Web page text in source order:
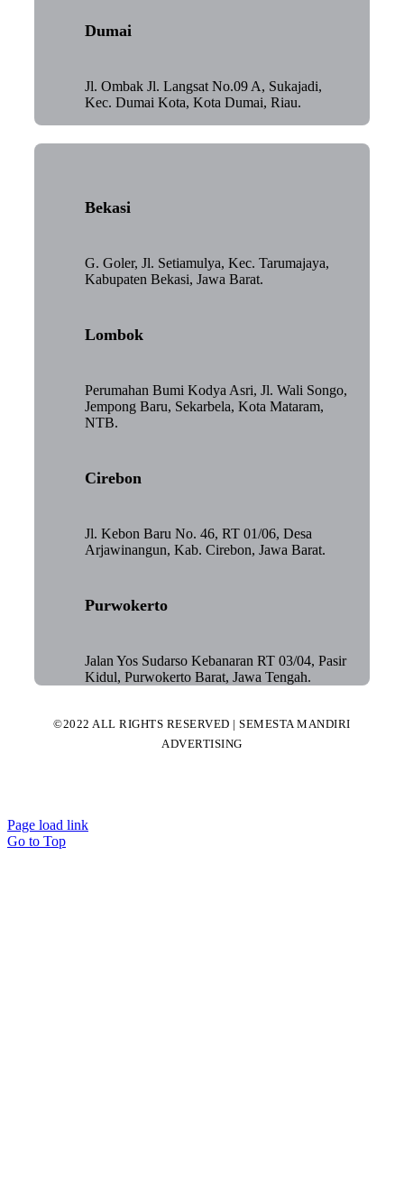
Dumai
Jl. Ombak Jl. Langsat No.09 A, Sukajadi,
Kec. Dumai Kota, Kota Dumai, Riau.
Bekasi
G. Goler, Jl. Setiamulya, Kec. Tarumajaya,
Kabupaten Bekasi, Jawa Barat.
Lombok
Perumahan Bumi Kodya Asri, Jl. Wali Songo,
Jempong Baru, Sekarbela, Kota Mataram,
NTB.
Cirebon
Jl. Kebon Baru No. 46, RT 01/06, Desa
Arjawinangun, Kab. Cirebon, Jawa Barat.
Purwokerto
Jalan Yos Sudarso Kebanaran RT 03/04, Pasir
Kidul, Purwokerto Barat, Jawa Tengah.
©2022 ALL RIGHTS RESERVED | SEMESTA MANDIRI
ADVERTISING
Page load link
Go to Top